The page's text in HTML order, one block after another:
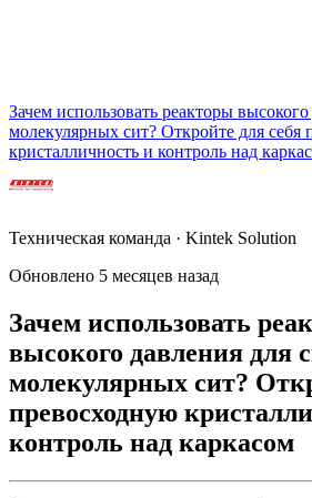
Зачем использовать реакторы
молекулярных сит? Откройте для себя
кристалличность и контроль над
Техническая команда · Kintek Solution
Обновлено 5 месяцев назад
Зачем использовать
высокого давления для
молекулярных сит?
превосходную
контроль над каркасом